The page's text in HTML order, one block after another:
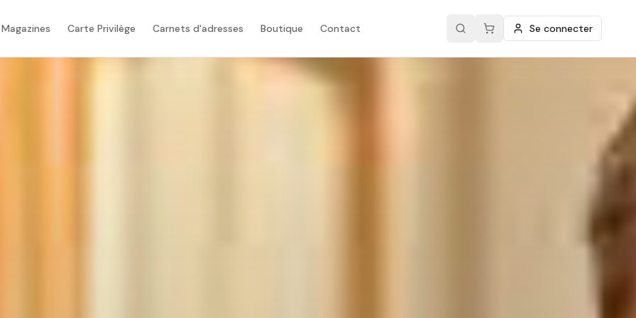
Carte Privilège Carnets d'adresses Boutique Contact Se connecter